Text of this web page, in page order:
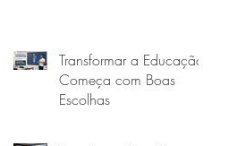
Transformar a Educação
Começa com Boas
Escolhas